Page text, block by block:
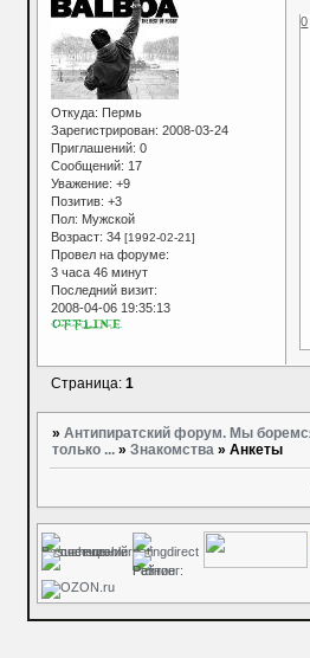
Откуда: Пермь
Зарегистрирован: 2008-03-24
Приглашений: 0
Сообщений: 17
Уважение: +9
Позитив: +3
Пол: Мужской
Возраст: 34[1992-02-21]
Провел на форуме:
3 часа 46 минут
Последний визит:
2008-04-06 19:35:13
0
Страница:1
»Антипиратский форум. Мы
только ... »Знакомства »Анкеты